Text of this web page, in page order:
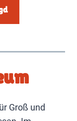
Groß und